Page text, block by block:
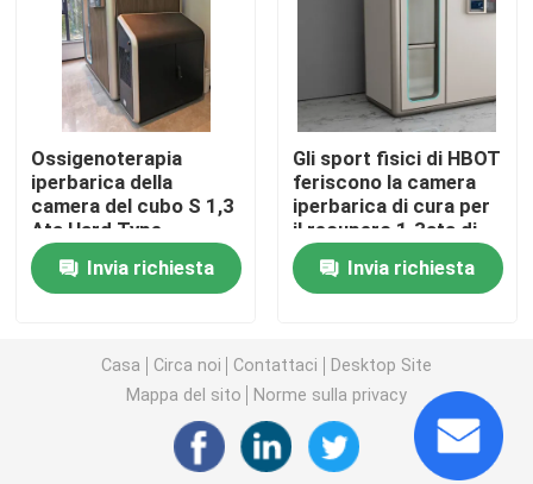
1,3 ATA Hyperbaric
Camera iperbarica di Hardshell
Camera iperbarica di seduta
Recupero di sport della camera iperbarica
Camera iperbarica dell'ossigeno di Monoplace
Camera iperbarica di Multiplace
Ossigenoterapia
iperbarica della
camera del cubo S 1,3
Ata Hard Type
Hardshell Hyperbaric
Hbot Invia richiesta
Gli sport fisici di HBOT
feriscono la camera
iperbarica di cura per
il recupero 1.3ata di
lesione
Invia richiesta
Casa Circa noi Contattaci
Desktop Site
Mappa del sito
Norme sulla privacy